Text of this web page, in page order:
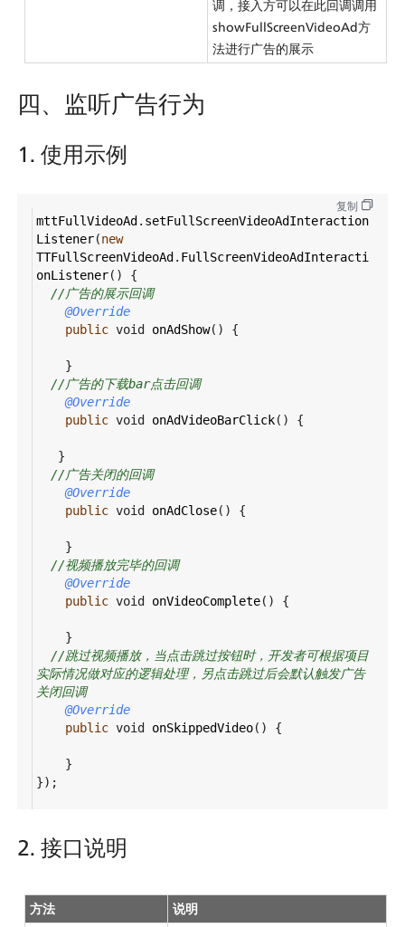
调，接入方可以在此回调调用
showFullScreenVideoAd方
法进行广告的展示
四、监听广告行为
1. 使用示例
复制
mttFullVideoAd . setFullScreenVideoAdInteraction
Listener(new
TTFullScreenVideoAd . FullScreenVideoAdInteracti
onListener() {
//广告的展示回调
@Override
public void onAdShow() {
}
//广告的下载bar点击回调
@Override
public void onAdVideoBarClick() {
}
//广告关闭的回调
@Override
public void onAdClose() {
}
//视频播放完毕的回调
@Override
public void onVideoComplete() {
}
//跳过视频播放，当点击跳过按钮时，开发者可根据项目
实际情况做对应的逻辑处理，另点击跳过后会默认触发广告
关闭回调
@Override
public void onSkippedVideo() {
}
});
2. 接口说明
方法
说明